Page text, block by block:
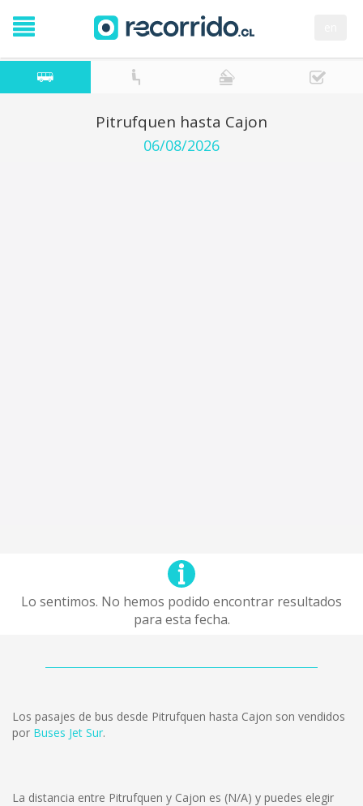
Pitrufquen hasta Cajon
06/08/2026
Lo sentimos. No hemos podido encontrar resultados
para esta fecha.
Los pasajes de bus desde Pitrufquen hasta Cajon son vendidos
por Buses Jet Sur.
La distancia entre Pitrufquen y Cajon es (N/A) y puedes elegir